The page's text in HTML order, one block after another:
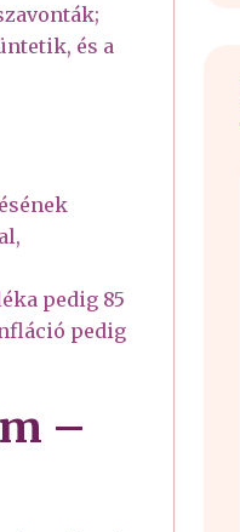
és a
pedig 85
pedig
–